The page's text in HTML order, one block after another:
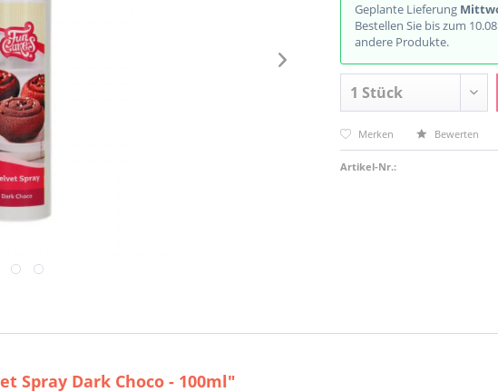
Geplante Lieferung
Bestellen Sie bis zum
andere Produkte.
Merken Bewerten
Artikel-Nr.:
Spray Dark Choco - 100ml"